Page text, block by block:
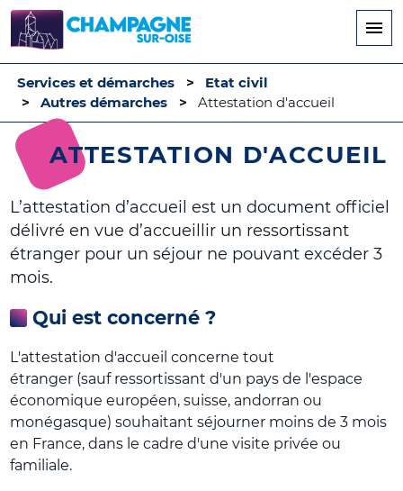
principal
Services et démarches
Etat civil
Autres démarches
Attestation d'accueil
ATTESTATION D'ACCUEIL
L’attestation d’accueil est un document officiel
délivré en vue d’accueillir un ressortissant
étranger pour un séjour ne pouvant excéder 3
mois.
Qui est concerné ?
L'attestation d'accueil concerne tout
étranger (sauf ressortissant d'un pays de l'espace
économique européen, suisse, andorran ou
monégasque) souhaitant séjourner moins de 3 mois
en France, dans le cadre d'une visite privée ou
familiale.